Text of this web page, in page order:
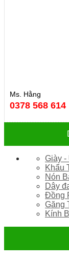
Ms. Hằng
0378 568 614
Giày -
Khẩu
Nón
Dây
Đồng
Găng
Kính